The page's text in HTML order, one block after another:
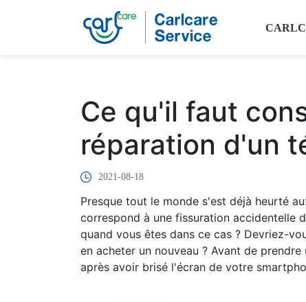
Ce qu'il faut
réparation d'un
2021-08-18
Presque tout le monde s'est déjà heurté
correspond à une fissuration accidentelle
quand vous êtes dans ce cas ? Devriez-
en acheter un nouveau ? Avant de
après avoir brisé l'écran de votre